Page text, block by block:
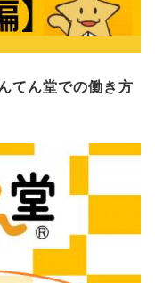
てん堂での働き方